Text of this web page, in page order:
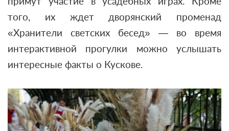
того, их ждет дворянский променад
«Хранители светских бесед» — во время
интерактивной прогулки можно услышать
интересные факты о Кускове.